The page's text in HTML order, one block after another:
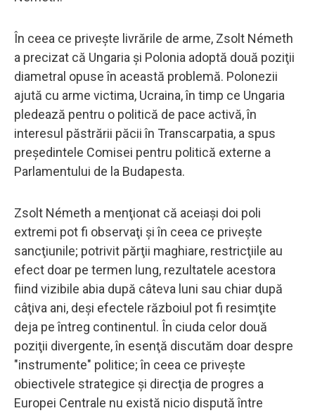
În ceea ce priveşte livrările de arme, Zsolt Németh
a precizat că Ungaria şi Polonia adoptă două poziţii
diametral opuse în această problemă. Polonezii
ajută cu arme victima, Ucraina, în timp ce Ungaria
pledează pentru o politică de pace activă, în
interesul păstrării păcii în Transcarpatia, a spus
preşedintele Comisei pentru politică externe a
Parlamentului de la Budapesta.
Zsolt Németh a menţionat că aceiaşi doi poli
extremi pot fi observaţi şi în ceea ce priveşte
sancţiunile; potrivit părţii maghiare, restricţiile au
efect doar pe termen lung, rezultatele acestora
fiind vizibile abia după câteva luni sau chiar după
câţiva ani, deşi efectele războiul pot fi resimţite
deja pe întreg continentul. În ciuda celor două
poziţii divergente, în esenţă discutăm doar despre
"instrumente" politice; în ceea ce priveşte
obiectivele strategice şi direcţia de progres a
Europei Centrale nu există nicio dispută între